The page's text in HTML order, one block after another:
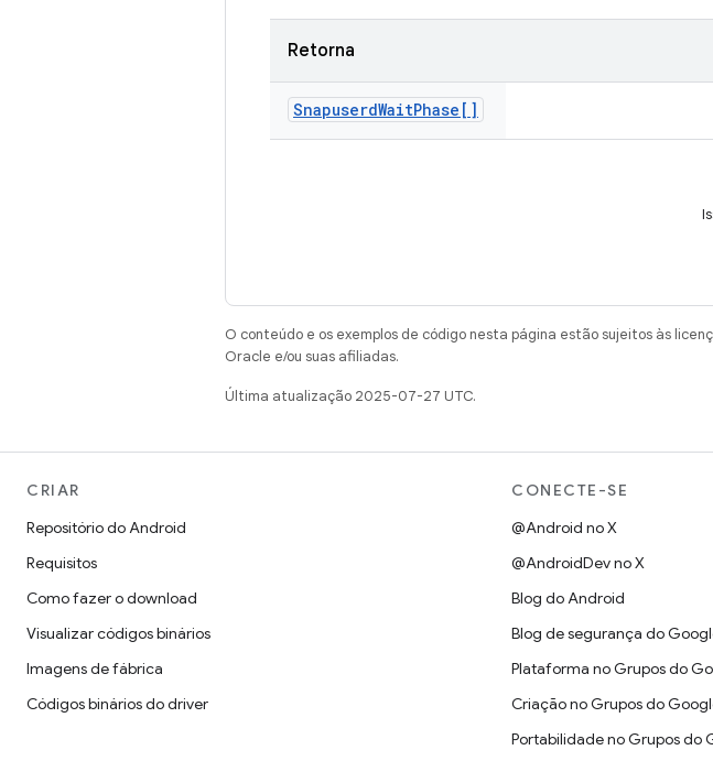
Retorna
SnapuserdWaitPhase[]
O conteúdo e os exemplos de código nesta página estão sujeitos às
Oracle e/ou suas afiliadas.
Última atualização 2025-07-27 UTC.
CRIAR
Repositório do Android
Requisitos
Como fazer o download
Visualizar códigos binários
Imagens de fábrica
Códigos binários do driver
CONECTE-SE
@Android no X
@AndroidDev no X
Blog do Android
Blog de segurança do
Plataforma no Grupos do
Criação no Grupos do
Portabilidade no Grupos do